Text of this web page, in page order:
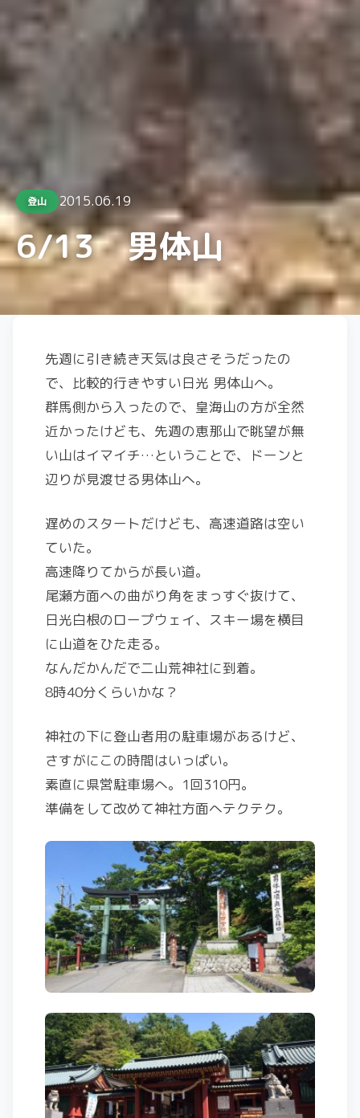
登山 2015.06.19
6/13 男体山
先週に引き続き天気は良さそうだったの
で、比較的行きやすい日光 男体山へ。
群馬側から入ったので、皇海山の方が全然
近かったけども、先週の恵那山で眺望が無
い山はイマイチ…ということで、ドーンと
辺りが見渡せる男体山へ。
遅めのスタートだけども、高速道路は空い
ていた。
高速降りてからが長い道。
尾瀬方面への曲がり角をまっすぐ抜けて、
日光白根のロープウェイ、スキー場を横目
に山道をひた走る。
なんだかんだで二山荒神社に到着。
8時40分くらいかな？
神社の下に登山者用の駐車場があるけど、
さすがにこの時間はいっぱい。
素直に県営駐車場へ。1回310円。
準備をして改めて神社方面へテクテク。